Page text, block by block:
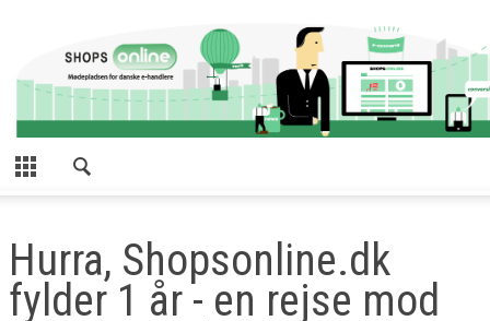
Hurra, Shopsonline.dk
fylder 1 år - en rejse mod